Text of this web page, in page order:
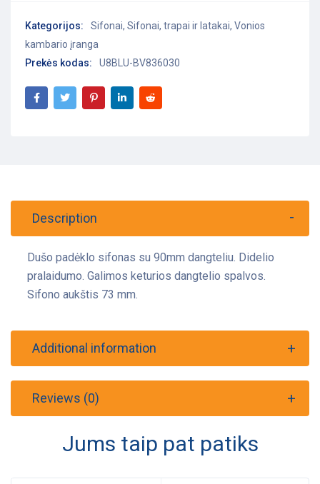
Kategorijos: Sifonai, Sifonai, trapai ir latakai, Vonios
kambario įranga
Prekės kodas:
U8BLU-BV836030
Description
Dušo padėklo sifonas su 90mm dangteliu. Didelio
pralaidumo. Galimos keturios dangtelio spalvos.
Sifono aukštis 73 mm.
Additional information
Reviews (0)
Jums taip pat patiks